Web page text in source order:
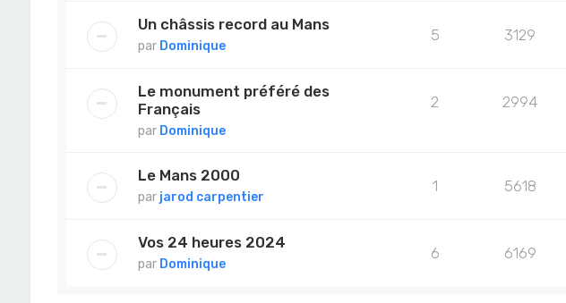
Un châssis record au Mans
par Dominique
5 3129
Le monument préféré des
Français
par Dominique
2 2994
Le Mans 2000
par jarod carpentier
1 5618
Vos 24 heures 2024
par Dominique
6 6169